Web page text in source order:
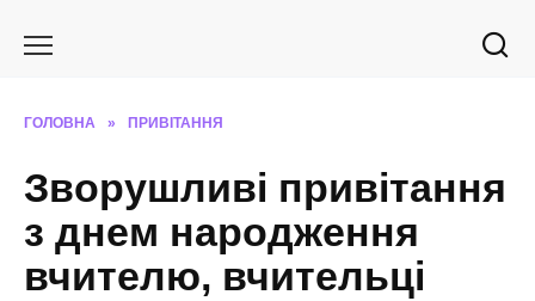
ГОЛОВНА » ПРИВІТАННЯ
Зворушливі привітання
з днем народження
вчителю, вчительці